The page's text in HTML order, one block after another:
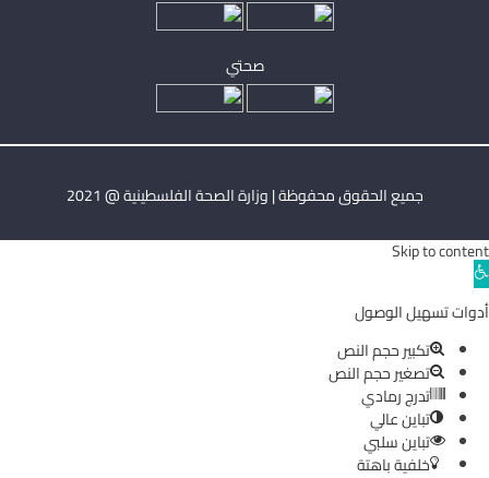
صحتي
جميع الحقوق محفوظة | وزارة الصحة الفلسطينية @ 2021
Skip to content
Open
toolbar
أدوات تسهيل الوصول
تكبير حجم النص
تصغير حجم النص
تدرج رمادي
تباين عالي
تباين سلبي
خلفية باهتة